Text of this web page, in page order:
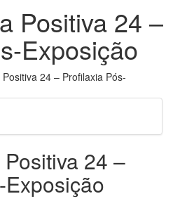
Positiva 24 –
Exposição
24 – Profilaxia Pós-
24 –